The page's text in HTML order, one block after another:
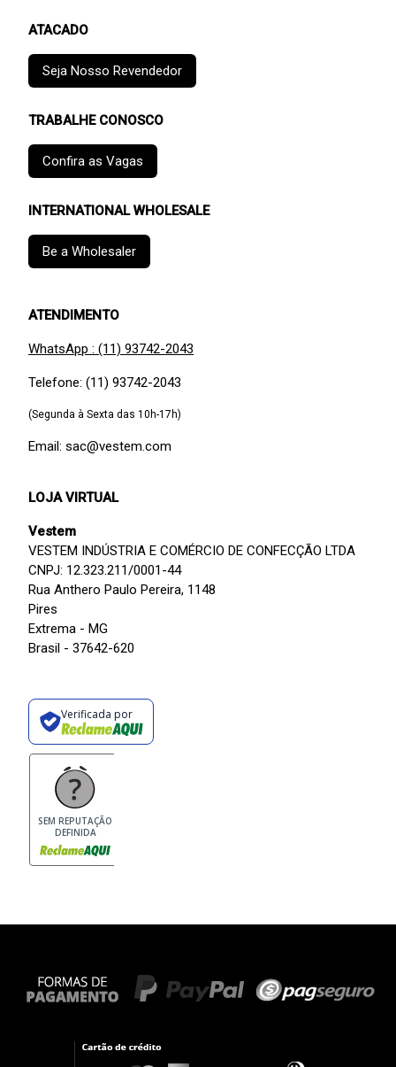
ATACADO
Seja Nosso Revendedor
TRABALHE CONOSCO
Confira as Vagas
INTERNATIONAL WHOLESALE
Be a Wholesaler
ATENDIMENTO
WhatsApp : (11) 93742-2043
Telefone: (11) 93742-2043
(Segunda à Sexta das 10h-17h)
Email: sac@vestem.com
LOJA VIRTUAL
Vestem
VESTEM INDÚSTRIA E COMÉRCIO DE CONFECÇÃO LTDA
CNPJ: 12.323.211/0001-44
Rua Anthero Paulo Pereira, 1148
Pires
Extrema - MG
Brasil - 37642-620
Verificada por
SEM REPUTAÇÃO
DEFINIDA